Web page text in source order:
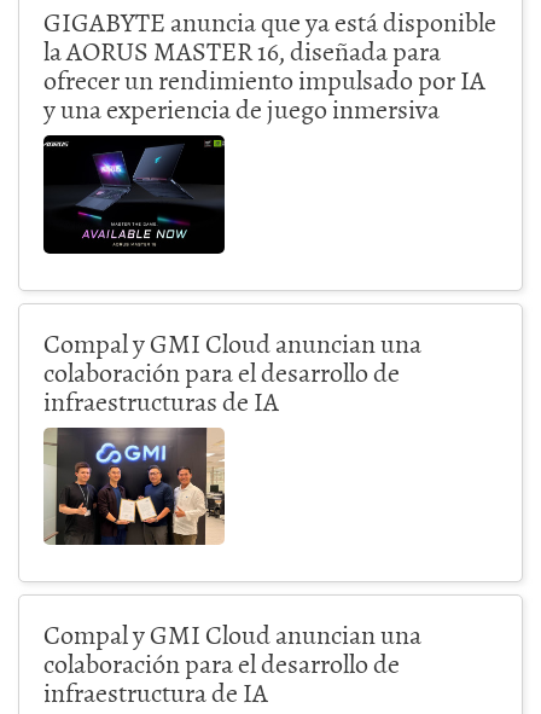
GIGABYTE anuncia que ya está disponible
la AORUS MASTER 16, diseñada para
ofrecer un rendimiento impulsado por IA
y una experiencia de juego inmersiva
Compal y GMI Cloud anuncian una
colaboración para el desarrollo de
infraestructuras de IA
Compal y GMI Cloud anuncian una
colaboración para el desarrollo de
infraestructura de IA